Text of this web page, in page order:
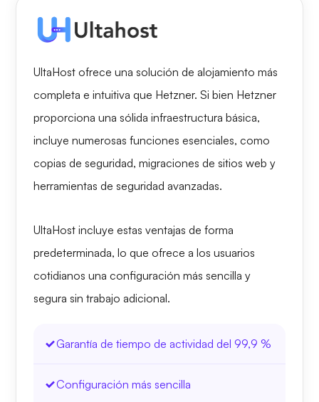
UltaHost ofrece una solución de alojamiento más
completa e intuitiva que Hetzner. Si bien Hetzner
proporciona una sólida infraestructura básica,
incluye numerosas funciones esenciales, como
copias de seguridad, migraciones de sitios web y
herramientas de seguridad avanzadas.
UltaHost incluye estas ventajas de forma
predeterminada, lo que ofrece a los usuarios
cotidianos una configuración más sencilla y
segura sin trabajo adicional.
Garantía de tiempo de actividad del 99,9 %
Configuración más sencilla